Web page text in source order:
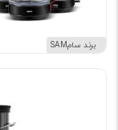
برند سامSAM